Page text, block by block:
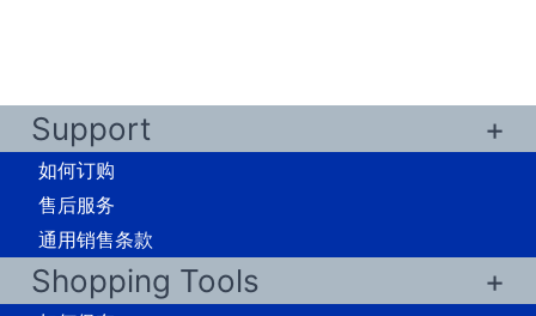
Support
如何订购
售后服务
通用销售条款
Shopping Tools